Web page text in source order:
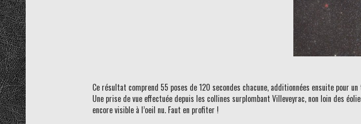
Ce résultat comprend 55 poses de 120 secondes chacune, additionnées ensuite pour
Une prise de vue effectuée depuis les collines surplombant Villeveyrac, non loin des
encore visible à l’oeil nu. Faut en profiter !